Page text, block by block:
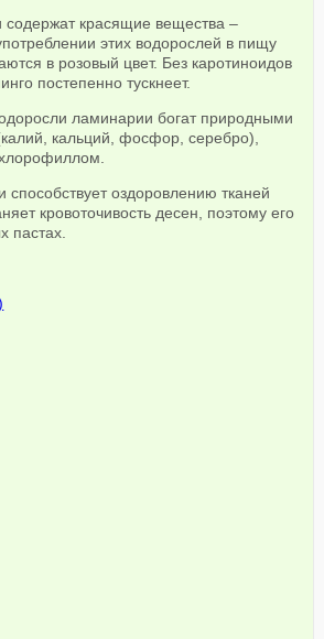
содержат красящие вещества –
этих водорослей в пищу
в розовый цвет. Без каротиноидов
постепенно тускнеет.
ламинарии богат природными
кальций, фосфор, серебро),
способствует оздоровлению тканей
кровоточивость десен, поэтому его
пастах.